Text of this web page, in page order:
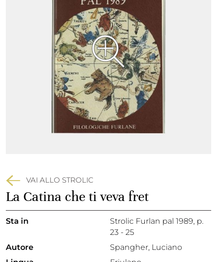
VAI ALLO STROLIC
La Catina che ti veva fret
Sta in Strolic Furlan pal 1989, p.
23 - 25
Autore
Spangher, Luciano